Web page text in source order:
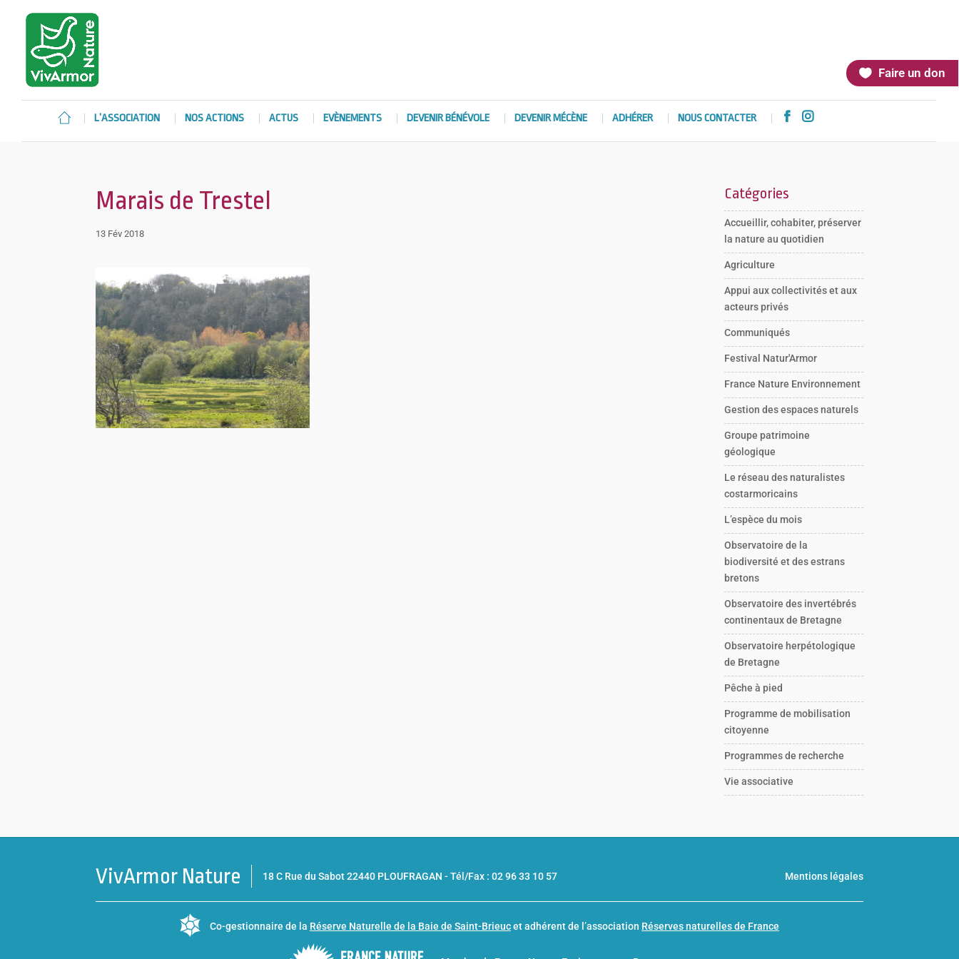
Faire un don
L’ASSOCIATION NOS ACTIONS ACTUS EVÈNEMENTS DEVENIR BÉNÉVOLE DEVENIR MÉCÈNE ADHÉRER NOUS CONTACTER  
Marais de Trestel
13 Fév 2018
Catégories
Accueillir, cohabiter, préserver
la nature au quotidien
Agriculture
Appui aux collectivités et aux
acteurs privés
Communiqués
Festival Natur'Armor
France Nature Environnement
Gestion des espaces naturels
Groupe patrimoine
géologique
Le réseau des naturalistes
costarmoricains
L’espèce du mois
Observatoire de la
biodiversité et des estrans
bretons
Observatoire des invertébrés
continentaux de Bretagne
Observatoire herpétologique
de Bretagne
Pêche à pied
Programme de mobilisation
citoyenne
Programmes de recherche
Vie associative
VivArmor Nature 18 C Rue du Sabot 22440 PLOUFRAGAN -Tél/Fax : 02 96 33 10 57 Mentions légales
Co-gestionnaire de la Réserve Naturelle de la Baie de Saint-Brieucet adhérent de l’association Réserves naturelles de France